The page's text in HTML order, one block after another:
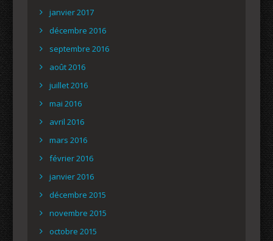
janvier 2017
décembre 2016
septembre 2016
août 2016
juillet 2016
mai 2016
avril 2016
mars 2016
février 2016
janvier 2016
décembre 2015
novembre 2015
octobre 2015